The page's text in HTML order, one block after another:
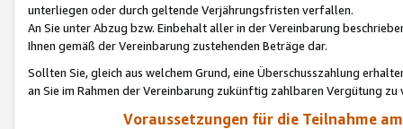
unterliegen oder durch geltende Verjährungsfristen verfallen.
An Sie unter Abzug bzw. Einbehalt aller in der Vereinbarung
Ihnen gemäß der Vereinbarung zustehenden Beträge dar.
Sollten Sie, gleich aus welchem Grund, eine Überschusszahlung
an Sie im Rahmen der Vereinbarung zukünftig zahlbaren Vergütung zu
Voraussetzungen für die Teilnahme